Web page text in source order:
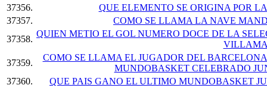
37356.
QUE ELEMENTO SE ORIGINA POR
37357.
COMO SE LLAMA LA NAVE
37358.
QUIEN METIO EL GOL NUMERO DOCE DE LA
37359.
COMO SE LLAMA EL JUGADOR DEL
MUNDOBASKET CELEBRADO
37360.
QUE PAIS GANO EL ULTIMO MUNDOBASKET